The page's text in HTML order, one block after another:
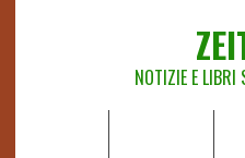
NOTIZIE E LIBRI